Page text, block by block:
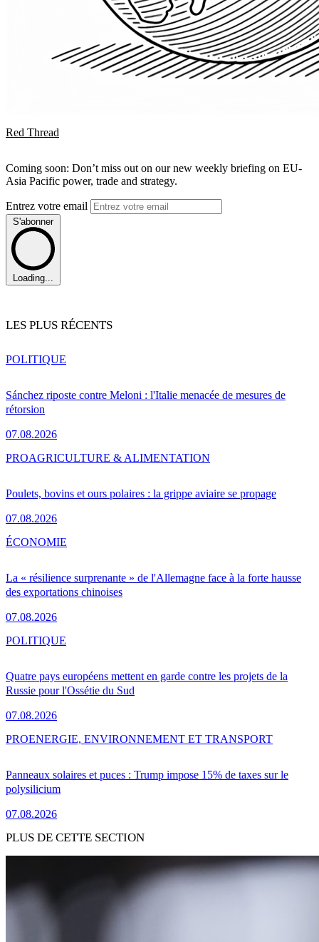
Red Thread
Coming soon: Don’t miss out on our new weekly briefing on EU-
Asia Pacific power, trade and strategy.
Entrez votre email
S'abonner
Loading...
LES PLUS RÉCENTS
Sánchez riposte contre Meloni : l'Italie menacée de mesures de
rétorsion
07.08.2026
POLITIQUE
Poulets, bovins et ours polaires : la grippe aviaire se propage
07.08.2026
PROAGRICULTURE & ALIMENTATION
La « résilience surprenante » de l'Allemagne face à la forte hausse
des exportations chinoises
07.08.2026
ÉCONOMIE
Quatre pays européens mettent en garde contre les projets de la
Russie pour l'Ossétie du Sud
07.08.2026
POLITIQUE
Panneaux solaires et puces : Trump impose 15% de taxes sur le
polysilicium
07.08.2026
PROENERGIE, ENVIRONNEMENT ET TRANSPORT
PLUS DE CETTE SECTION